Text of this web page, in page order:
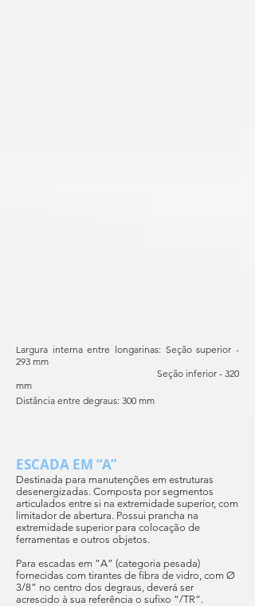
Largura interna entre longarinas: Seção superior -
293 mm
Seção inferior - 320
mm
Distância entre degraus: 300 mm
ESCADA EM “A”
Destinada para manutenções em estruturas
desenergizadas. Composta por segmentos
articulados entre si na extremidade superior, com
limitador de abertura. Possui prancha na
extremidade superior para colocação de
ferramentas e outros objetos.
Para escadas em “A” (categoria pesada)
fornecidas com tirantes de fibra de vidro, com Ø
3/8” no centro dos degraus, deverá ser
acrescido à sua referência o sufixo “/TR”.